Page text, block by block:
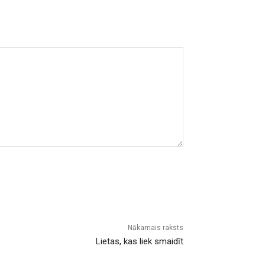
Nākamais raksts
Lietas, kas liek smaidīt